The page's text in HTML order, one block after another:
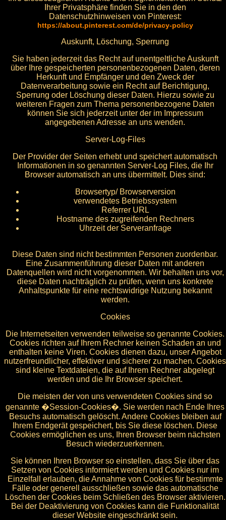
Ihrer Privatsphäre finden Sie in den den
Datenschutzhinweisen von Pinterest:
https://about.pinterest.com/de/privacy-policy
Auskunft, Löschung, Sperrung
Sie haben jederzeit das Recht auf unentgeltliche Auskunft
über Ihre gespeicherten personenbezogenen Daten, deren
Herkunft und Empfänger und den Zweck der
Datenverarbeitung sowie ein Recht auf Berichtigung,
Sperrung oder Löschung dieser Daten. Hierzu sowie zu
weiteren Fragen zum Thema personenbezogene Daten
können Sie sich jederzeit unter der im Impressum
angegebenen Adresse an uns wenden.
Server-Log-Files
Der Provider der Seiten erhebt und speichert automatisch
Informationen in so genannten Server-Log Files, die Ihr
Browser automatisch an uns übermittelt. Dies sind:
Browsertyp/ Browserversion
verwendetes Betriebssystem
Referrer URL
Hostname des zugreifenden Rechners
Uhrzeit der Serveranfrage
Diese Daten sind nicht bestimmten Personen zuordenbar.
Eine Zusammenführung dieser Daten mit anderen
Datenquellen wird nicht vorgenommen. Wir behalten uns vor,
diese Daten nachträglich zu prüfen, wenn uns konkrete
Anhaltspunkte für eine rechtswidrige Nutzung bekannt
werden.
Cookies
Die Internetseiten verwenden teilweise so genannte Cookies.
Cookies richten auf Ihrem Rechner keinen Schaden an und
enthalten keine Viren. Cookies dienen dazu, unser Angebot
nutzerfreundlicher, effektiver und sicherer zu machen. Cookies
sind kleine Textdateien, die auf Ihrem Rechner abgelegt
werden und die Ihr Browser speichert.
Die meisten der von uns verwendeten Cookies sind so
genannte �Session-Cookies�. Sie werden nach Ende Ihres
Besuchs automatisch gelöscht. Andere Cookies bleiben auf
Ihrem Endgerät gespeichert, bis Sie diese löschen. Diese
Cookies ermöglichen es uns, Ihren Browser beim nächsten
Besuch wiederzuerkennen.
Sie können Ihren Browser so einstellen, dass Sie über das
Setzen von Cookies informiert werden und Cookies nur im
Einzelfall erlauben, die Annahme von Cookies für bestimmte
Fälle oder generell ausschließen sowie das automatische
Löschen der Cookies beim Schließen des Browser aktivieren.
Bei der Deaktivierung von Cookies kann die Funktionalität
dieser Website eingeschränkt sein.